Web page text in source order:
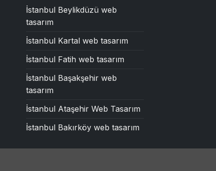
İstanbul Beylikdüzü web
tasarım
İstanbul Kartal web tasarım
İstanbul Fatih web tasarım
İstanbul Başakşehir web
tasarım
İstanbul Ataşehir Web Tasarım
İstanbul Bakırköy web tasarım